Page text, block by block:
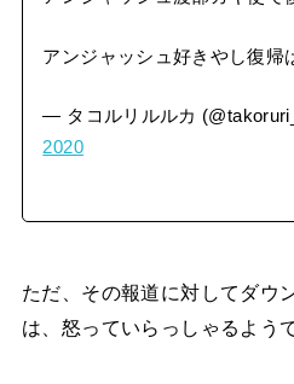
アンジャッシュ好きやし復帰
— タコルリルルカ
2020
ただ、その報道に対してダウ
は、怒っていらっしゃるよう